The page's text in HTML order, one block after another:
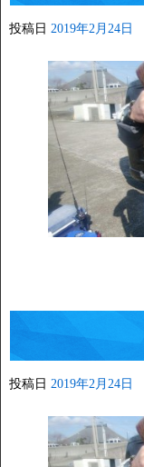
投稿日 2019年2月24日
投稿日 2019年2月24日